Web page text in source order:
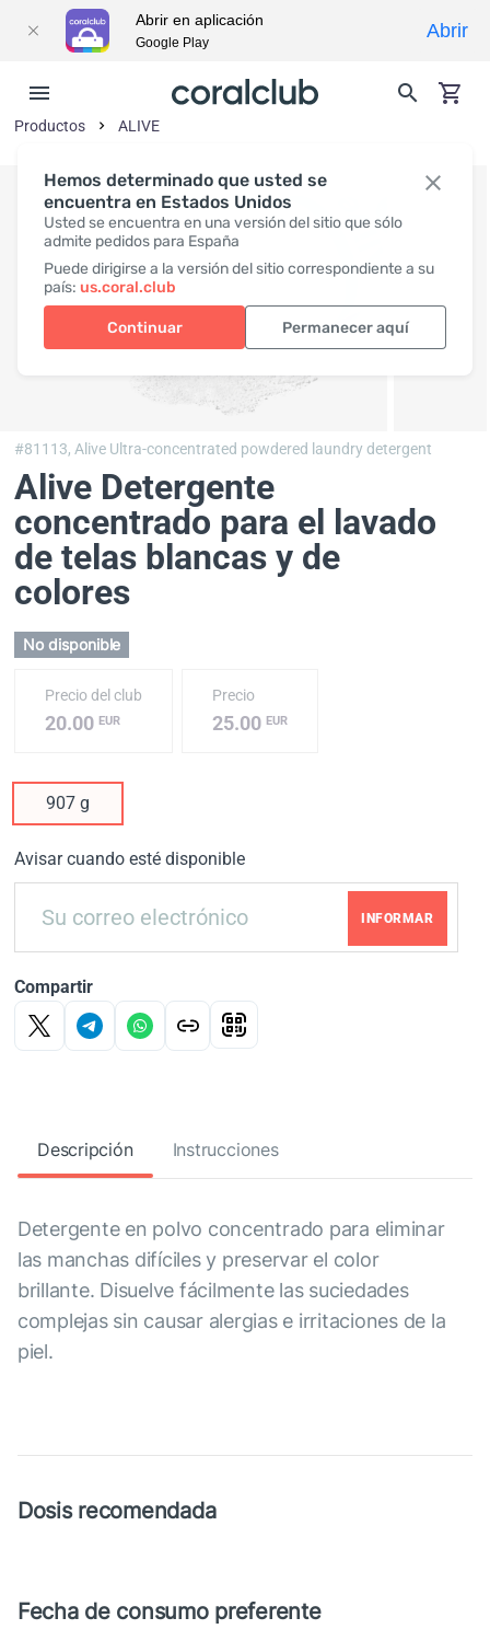
Hemos determinado que usted se
encuentra en Estados Unidos
Usted se encuentra en una versión del sitio que sólo
admite pedidos para España
Puede dirigirse a la versión del sitio correspondiente a su
país: us.coral.club
Continuar Permanecer aquí
Productos ALIVE
#81113,Alive Ultra-concentrated powdered laundry detergent
Alive Detergente
concentrado para el lavado
de telas blancas y de
colores
No disponible
Precio del club
20.00 EUR
Precio
25.00EUR
907 g
Avisar cuando esté disponible
INFORMAR
Compartir
Descripción Instrucciones
Detergente en polvo concentrado para eliminar
las manchas difíciles y preservar el color
brillante. Disuelve fácilmente las suciedades
complejas sin causar alergias e irritaciones de la
piel.
Dosis recomendada
Fecha de consumo preferente
Abrir en aplicación
Google Play
Abrir